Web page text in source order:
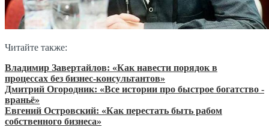
Читайте также:
Владимир Завертайлов: «Как навести порядок в
процессах без бизнес-консультантов»
Дмитрий Огородник: «Все истории про быстрое богатство -
враньё»
Евгений Островский: «Как перестать быть рабом
собственного бизнеса»